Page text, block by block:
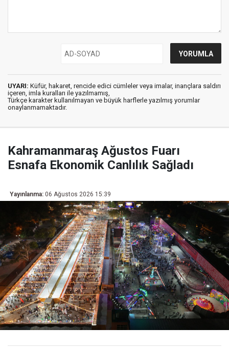
UYARI: Küfür, hakaret, rencide edici cümleler veya imalar, inançlara saldırı
içeren, imla kuralları ile yazılmamış,
Türkçe karakter kullanılmayan ve büyük harflerle yazılmış yorumlar
onaylanmamaktadır.
Kahramanmaraş Ağustos Fuarı
Esnafa Ekonomik Canlılık Sağladı
Yayınlanma: 06 Ağustos 2026 15:39